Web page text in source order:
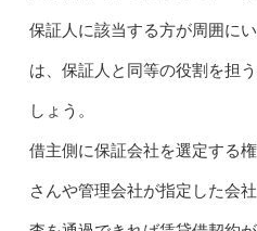
保証人に該当する方が周囲に
は、保証人と同等の役割を担
しょう。
借主側に保証会社を選定する
さんや管理会社が指定した会